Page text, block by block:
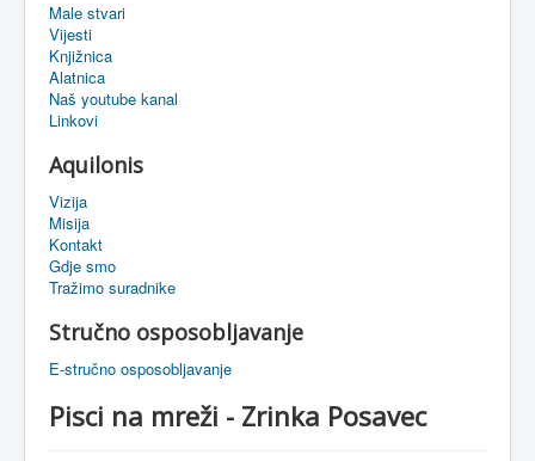
Sistemski alati
eMapa
Male stvari
Vijesti
Knjižnica
Alatnica
Naš youtube kanal
Linkovi
Aquilonis
Vizija
Misija
Kontakt
Gdje smo
Tražimo suradnike
Stručno osposobljavanje
E-stručno osposobljavanje
Pisci na mreži - Zrinka Posavec